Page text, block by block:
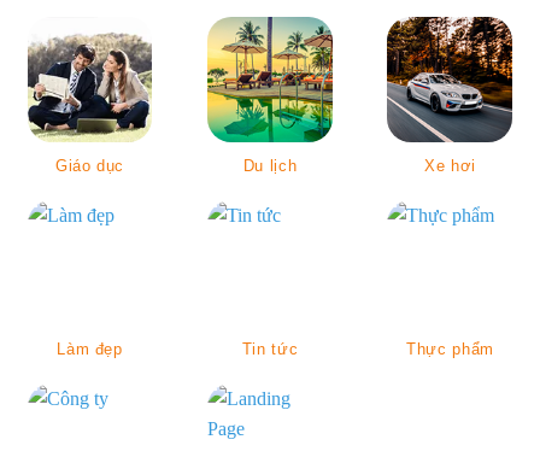
Giáo dục Du lịch Xe hơi
Làm đẹp Tin tức Thực phẩm